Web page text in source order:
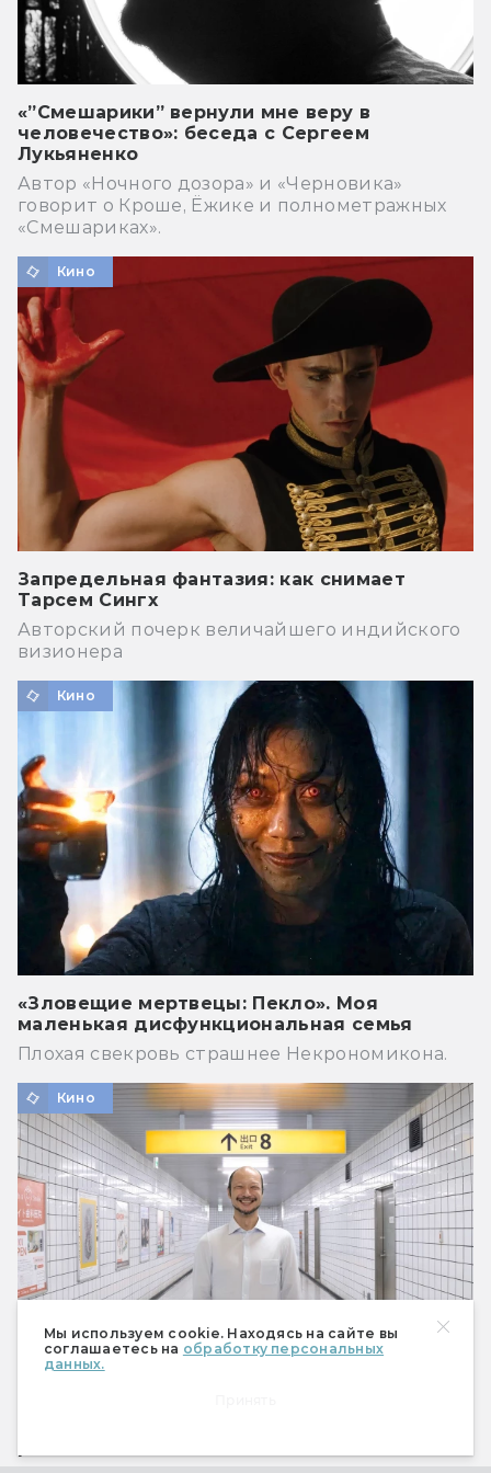
Мы используем cookie. Находясь на сайте вы
соглашаетесь на обработку персональных
данных.
«”Смешарики” вернули мне веру в
человечество»: беседа с Сергеем
Лукьяненко
Автор «Ночного дозора» и «Черновика»
говорит о Кроше, Ёжике и полнометражных
«Смешариках».
Кино
Запредельная фантазия: как снимает
Тарсем Сингх
Авторский почерк величайшего индийского
визионера
Кино
«Зловещие мертвецы: Пекло». Моя
маленькая дисфункциональная семья
Плохая свекровь страшнее Некрономикона.
Кино